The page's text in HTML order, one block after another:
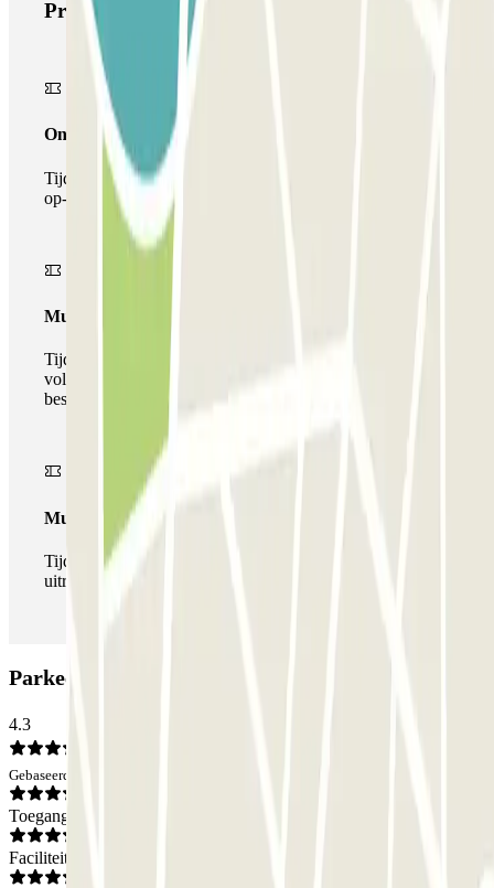
Producten van Parclick
Onepass
Tijdens je verblijf kun je de parkeerplaats maar één keer
op- en afrijden.
Multiparking pass
Tijdens uw verblijf kunt u gebruik maken van het
volledige netwerk van parkeergarages van deze operator,
beschikbaar bij Parclick.
Multipass
Tijdens je verblijf kun je de parkeerplaats zo vaak in- en
uitrijden als je wilt.
Parkeergarage SABA Cardosas: Beoordelingen
4.3
Gebaseerd op 240 meningen
Toegang
Faciliteiten